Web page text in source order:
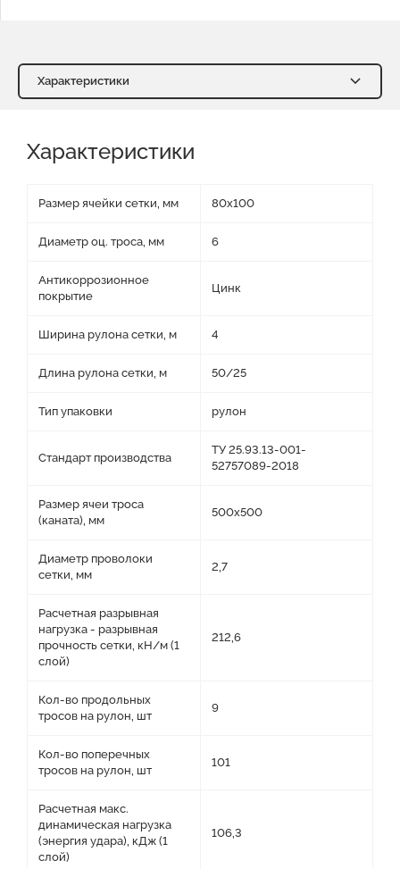
Характеристики
Отзывы о нас Видео
Характеристики
Размер ячейки сетки, мм 80х100
Диаметр оц. троса, мм 6
Антикоррозионное
покрытие
Цинк
Ширина рулона сетки, м 4
Длина рулона сетки, м 50/25
Тип упаковки рулон
Стандарт производства
ТУ 25.93.13-001-
52757089-2018
Размер ячеи троса
(каната), мм
500х500
Диаметр проволоки
сетки, мм
2,7
Расчетная разрывная
нагрузка - разрывная
прочность сетки, кН/м (1
слой)
212,6
Кол-во продольных
тросов на рулон, шт
9
Кол-во поперечных
тросов на рулон, шт
101
Расчетная макс.
динамическая нагрузка
(энергия удара), кДж (1
слой)
106,3